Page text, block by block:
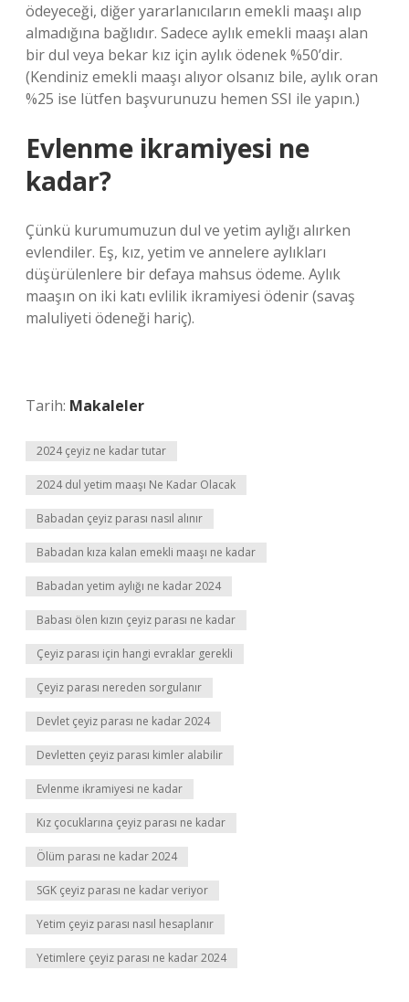
ödeyeceği, diğer yararlanıcıların emekli maaşı alıp
almadığına bağlıdır. Sadece aylık emekli maaşı alan
bir dul veya bekar kız için aylık ödenek %50’dir.
(Kendiniz emekli maaşı alıyor olsanız bile, aylık oran
%25 ise lütfen başvurunuzu hemen SSI ile yapın.)
Evlenme ikramiyesi ne
kadar?
Çünkü kurumumuzun dul ve yetim aylığı alırken
evlendiler. Eş, kız, yetim ve annelere aylıkları
düşürülenlere bir defaya mahsus ödeme. Aylık
maaşın on iki katı evlilik ikramiyesi ödenir (savaş
maluliyeti ödeneği hariç).
Tarih: Makaleler
2024 çeyiz ne kadar tutar
2024 dul yetim maaşı Ne Kadar Olacak
Babadan çeyiz parası nasıl alınır
Babadan kıza kalan emekli maaşı ne kadar
Babadan yetim aylığı ne kadar 2024
Babası ölen kızın çeyiz parası ne kadar
Çeyiz parası için hangi evraklar gerekli
Çeyiz parası nereden sorgulanır
Devlet çeyiz parası ne kadar 2024
Devletten çeyiz parası kimler alabilir
Evlenme ikramiyesi ne kadar
Kız çocuklarına çeyiz parası ne kadar
Ölüm parası ne kadar 2024
SGK çeyiz parası ne kadar veriyor
Yetim çeyiz parası nasıl hesaplanır
Yetimlere çeyiz parası ne kadar 2024